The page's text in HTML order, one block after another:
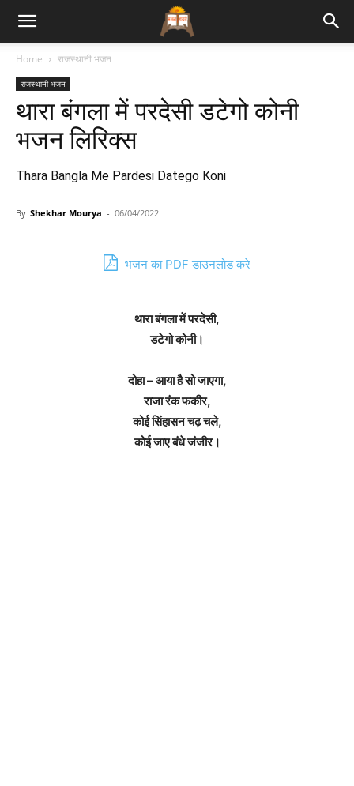
Bhajan
Lyrics
Home राजस्थानी भजन
राजस्थानी भजन
थारा बंगला में परदेसी डटेगो कोनी
भजन लिरिक्स
Thara Bangla Me Pardesi Datego Koni
By Shekhar Mourya - 06/04/2022
भजन का PDF डाउनलोड करे
थारा बंगला में परदेसी,
डटेगो कोनी।
दोहा – आया है सो जाएगा,
राजा रंक फकीर,
कोई सिंहासन चढ़ चले,
कोई जाए बंधे जंजीर।